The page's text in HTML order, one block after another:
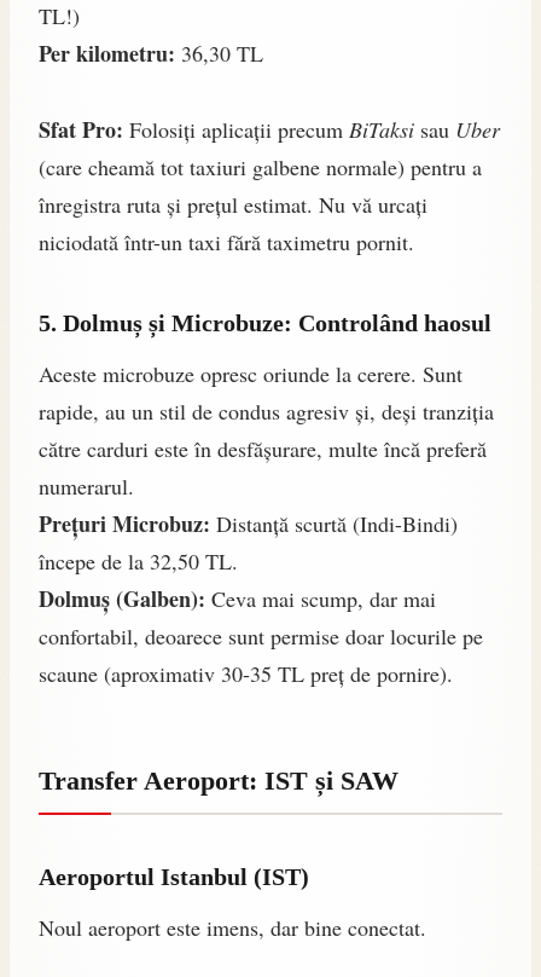
TL!)
Per kilometru: 36,30 TL
Sfat Pro: Folosiți aplicații precum BiTaksi sau Uber
(care cheamă tot taxiuri galbene normale) pentru a
înregistra ruta și prețul estimat. Nu vă urcați
niciodată într-un taxi fără taximetru pornit.
5. Dolmuș și Microbuze: Controlând haosul
Aceste microbuze opresc oriunde la cerere. Sunt
rapide, au un stil de condus agresiv și, deși tranziția
către carduri este în desfășurare, multe încă preferă
numerarul.
Prețuri Microbuz: Distanță scurtă (Indi-Bindi)
începe de la 32,50 TL.
Dolmuș (Galben): Ceva mai scump, dar mai
confortabil, deoarece sunt permise doar locurile pe
scaune (aproximativ 30-35 TL preț de pornire).
Transfer Aeroport: IST și SAW
Aeroportul Istanbul (IST)
Noul aeroport este imens, dar bine conectat.